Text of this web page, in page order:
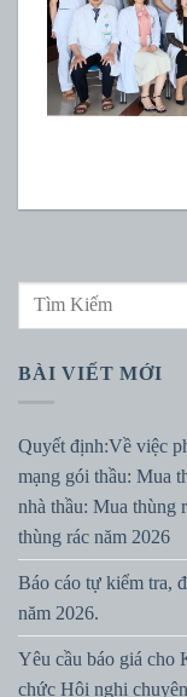
BÀI VIẾT MỚI
Quyết định:Về việc
mạng gói thầu: Mua
nhà thầu: Mua thùng
thùng rác năm 2026
Báo cáo tự kiểm tra,
năm 2026.
Yêu cầu báo giá cho
chức Hội nghị